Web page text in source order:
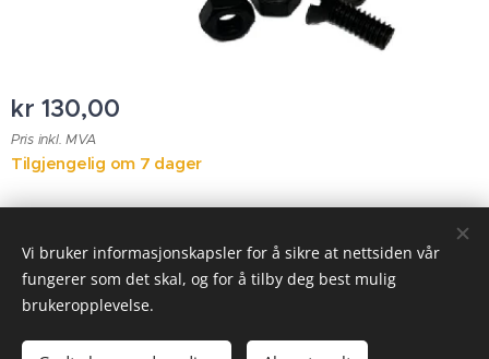
kr 130,00
Pris inkl. MVA
Tilgjengelig om 7 dager
© 2023 Alle rettigheter forbeholdt
Informasjonskapsler
Vi bruker informasjonskapsler for å sikre at nettsiden vår
fungerer som det skal, og for å tilby deg best mulig
brukeropplevelse.